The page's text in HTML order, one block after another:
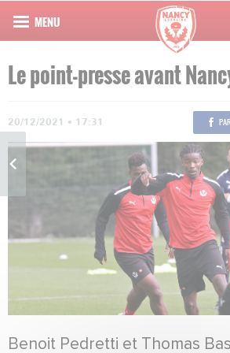
Le point-presse avant
20/12/2021 • 17:31
Benoit Pedretti et Thomas